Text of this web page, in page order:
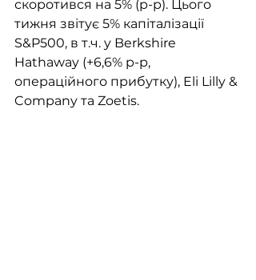
скоротився на 5% (р-р). Цього
тижня звітує 5% капіталізації
S&P500, в т.ч. y Berkshire
Hathaway (+6,6% р-р,
операційного прибутку), Eli Lilly &
Company та Zoetis.